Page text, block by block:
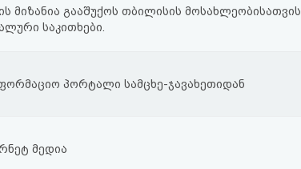
მიზანია გააშუქოს თბილისის მოსახლეობისათვის
საკითხები.
პორტალი სამცხე-ჯავახეთიდან
მედია